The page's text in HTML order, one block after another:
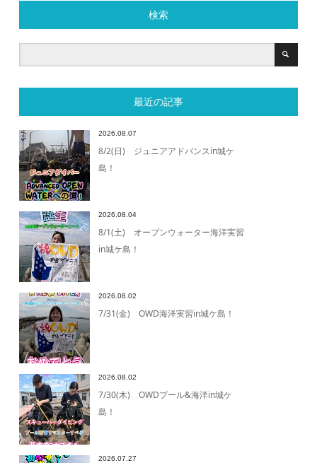
検索
最近の記事
2026.08.07
8/2(日) ジュニアアドバンスin城ケ
島！
2026.08.04
8/1(土) オープンウォーター海洋実習
in城ケ島！
2026.08.02
7/31(金) OWD海洋実習in城ケ島！
2026.08.02
7/30(木) OWDプール&海洋in城ケ
島！
2026.07.27